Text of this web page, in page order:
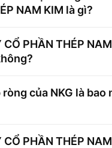
NAM KIM là gì?
CỔ PHẦN THÉP
ròng của NKG là bao
CỔ PHẦN THÉP